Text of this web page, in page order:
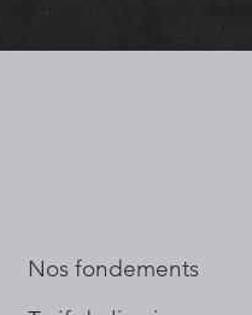
Nos fondements